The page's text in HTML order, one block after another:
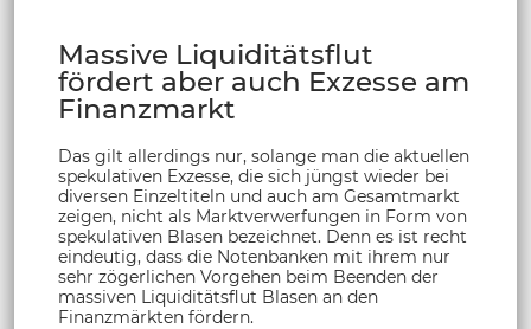
Massive Liquiditätsflut
fördert aber auch Exzesse am
Finanzmarkt
Das gilt allerdings nur, solange man die aktuellen
spekulativen Exzesse, die sich jüngst wieder bei
diversen Einzeltiteln und auch am Gesamtmarkt
zeigen, nicht als Marktverwerfungen in Form von
spekulativen Blasen bezeichnet. Denn es ist recht
eindeutig, dass die Notenbanken mit ihrem nur
sehr zögerlichen Vorgehen beim Beenden der
massiven Liquiditätsflut Blasen an den
Finanzmärkten fördern.